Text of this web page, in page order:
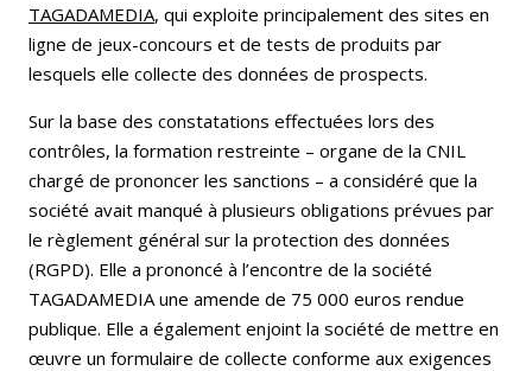
TAGADAMEDIA, qui exploite principalement des sites en
ligne de jeux-concours et de tests de produits par
lesquels elle collecte des données de prospects.
Sur la base des constatations effectuées lors des
contrôles, la formation restreinte – organe de la CNIL
chargé de prononcer les sanctions – a considéré que la
société avait manqué à plusieurs obligations prévues par
le règlement général sur la protection des données
(RGPD). Elle a prononcé à l’encontre de la société
TAGADAMEDIA une amende de 75 000 euros rendue
publique. Elle a également enjoint la société de mettre en
œuvre un formulaire de collecte conforme aux exigences